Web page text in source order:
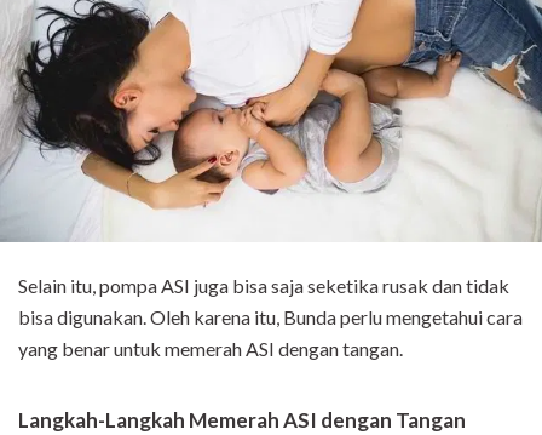
Selain itu, pompa ASI juga bisa saja seketika rusak dan tidak
bisa digunakan. Oleh karena itu, Bunda perlu mengetahui cara
yang benar untuk memerah ASI dengan tangan.
Langkah-Langkah Memerah ASI dengan Tangan